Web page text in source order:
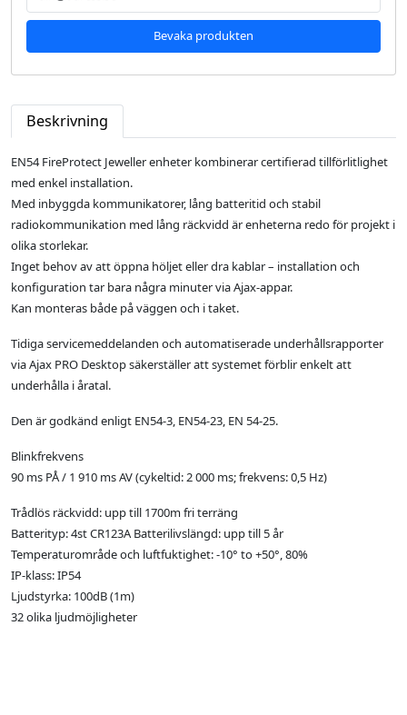
Bevaka produkten
Beskrivning
EN54 FireProtect Jeweller enheter kombinerar certifierad tillförlitlighet
med enkel installation.
Med inbyggda kommunikatorer, lång batteritid och stabil
radiokommunikation med lång räckvidd är enheterna redo för projekt i
olika storlekar.
Inget behov av att öppna höljet eller dra kablar – installation och
konfiguration tar bara några minuter via Ajax-appar.
Kan monteras både på väggen och i taket.
Tidiga servicemeddelanden och automatiserade underhållsrapporter
via Ajax PRO Desktop säkerställer att systemet förblir enkelt att
underhålla i åratal.
Den är godkänd enligt EN54-3, EN54-23, EN 54-25.
Blinkfrekvens
90 ms PÅ / 1 910 ms AV (cykeltid: 2 000 ms; frekvens: 0,5 Hz)
Trådlös räckvidd: upp till 1700m fri terräng
Batterityp: 4st CR123A Batterilivslängd: upp till 5 år
Temperaturområde och luftfuktighet: -10° to +50°, 80%
IP-klass: IP54
Ljudstyrka: 100dB (1m)
32 olika ljudmöjligheter